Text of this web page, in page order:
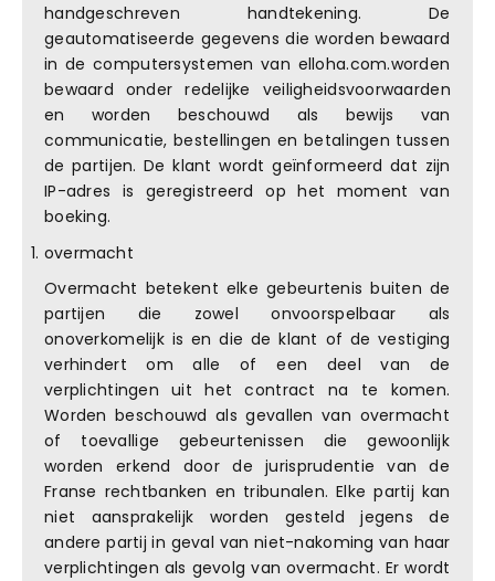
handgeschreven handtekening. De
geautomatiseerde gegevens die worden bewaard
in de computersystemen van elloha.com.worden
bewaard onder redelijke veiligheidsvoorwaarden
en worden beschouwd als bewijs van
communicatie, bestellingen en betalingen tussen
de partijen. De klant wordt geïnformeerd dat zijn
IP-adres is geregistreerd op het moment van
boeking.
overmacht
Overmacht betekent elke gebeurtenis buiten de
partijen die zowel onvoorspelbaar als
onoverkomelijk is en die de klant of de vestiging
verhindert om alle of een deel van de
verplichtingen uit het contract na te komen.
Worden beschouwd als gevallen van overmacht
of toevallige gebeurtenissen die gewoonlijk
worden erkend door de jurisprudentie van de
Franse rechtbanken en tribunalen. Elke partij kan
niet aansprakelijk worden gesteld jegens de
andere partij in geval van niet-nakoming van haar
verplichtingen als gevolg van overmacht. Er wordt